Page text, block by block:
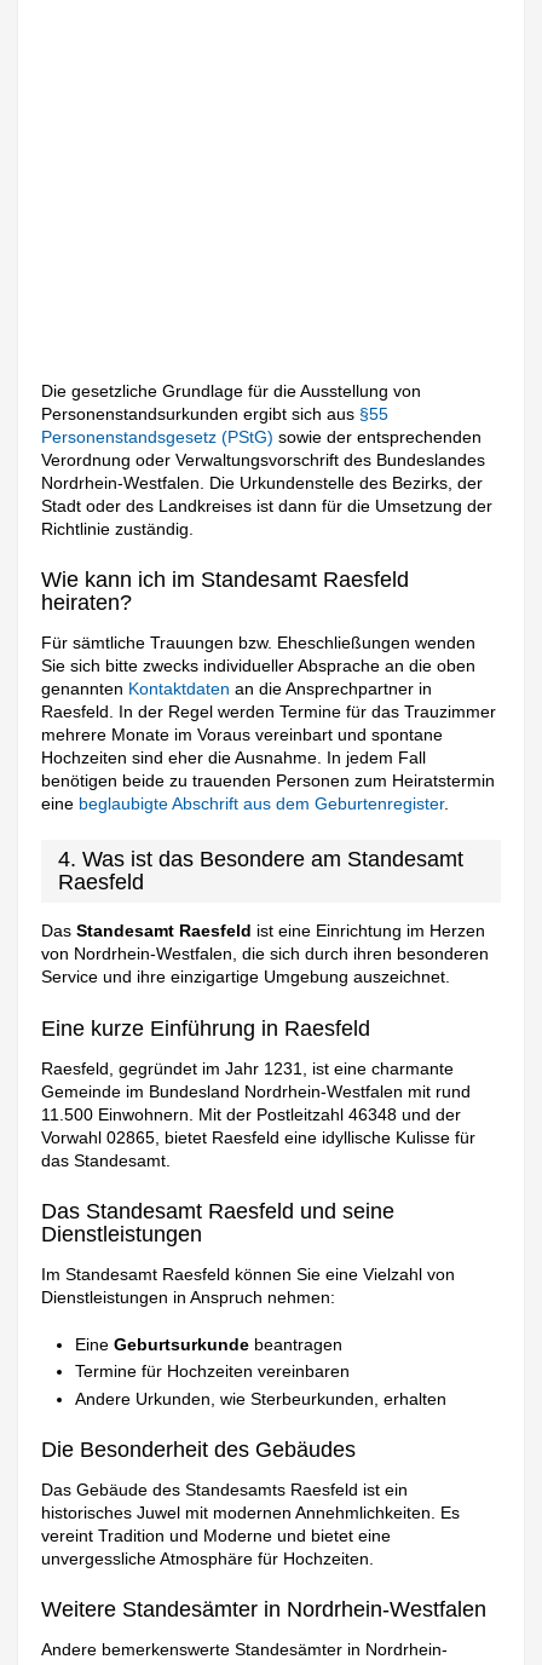
Die gesetzliche Grundlage für die Ausstellung von
Personenstandsurkunden ergibt sich aus §55
Personenstandsgesetz (PStG)sowie der entsprechenden
Verordnung oder Verwaltungsvorschrift des Bundeslandes
Nordrhein-Westfalen. Die Urkundenstelle des Bezirks, der
Stadt oder des Landkreises ist dann für die Umsetzung der
Richtlinie zuständig.
Wie kann ich im Standesamt Raesfeld
heiraten?
Für sämtliche Trauungen bzw. Eheschließungen wenden
Sie sich bitte zwecks individueller Absprache an die oben
genannten Kontaktdaten an die Ansprechpartner in
Raesfeld. In der Regel werden Termine für das Trauzimmer
mehrere Monate im Voraus vereinbart und spontane
Hochzeiten sind eher die Ausnahme. In jedem Fall
benötigen beide zu trauenden Personen zum Heiratstermin
eine beglaubigte Abschrift aus dem Geburtenregister.
4. Was ist das Besondere am Standesamt
Raesfeld
DasStandesamt Raesfeld ist eine Einrichtung im Herzen
von Nordrhein-Westfalen, die sich durch ihren besonderen
Service und ihre einzigartige Umgebung auszeichnet.
Eine kurze Einführung in Raesfeld
Raesfeld, gegründet im Jahr 1231, ist eine charmante
Gemeinde im Bundesland Nordrhein-Westfalen mit rund
11.500 Einwohnern. Mit der Postleitzahl 46348 und der
Vorwahl 02865, bietet Raesfeld eine idyllische Kulisse für
das Standesamt.
Das Standesamt Raesfeld und seine
Dienstleistungen
Im Standesamt Raesfeld können Sie eine Vielzahl von
Dienstleistungen in Anspruch nehmen:
EineGeburtsurkunde beantragen
Termine für Hochzeiten vereinbaren
Andere Urkunden, wie Sterbeurkunden, erhalten
Die Besonderheit des Gebäudes
Das Gebäude des Standesamts Raesfeld ist ein
historisches Juwel mit modernen Annehmlichkeiten. Es
vereint Tradition und Moderne und bietet eine
unvergessliche Atmosphäre für Hochzeiten.
Weitere Standesämter in Nordrhein-Westfalen
Andere bemerkenswerte Standesämter in Nordrhein-